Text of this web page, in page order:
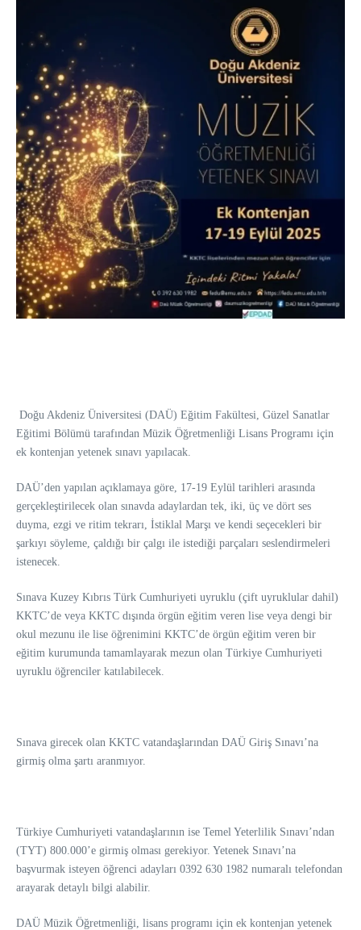
Doğu Akdeniz Üniversitesi (DAÜ) Eğitim Fakültesi, Güzel Sanatlar
Eğitimi Bölümü tarafından Müzik Öğretmenliği Lisans Programı için
ek kontenjan yetenek sınavı yapılacak.
DAÜ’den yapılan açıklamaya göre, 17-19 Eylül tarihleri arasında
gerçekleştirilecek olan sınavda adaylardan tek, iki, üç ve dört ses
duyma, ezgi ve ritim tekrarı, İstiklal Marşı ve kendi seçecekleri bir
şarkıyı söyleme, çaldığı bir çalgı ile istediği parçaları seslendirmeleri
istenecek.
Sınava Kuzey Kıbrıs Türk Cumhuriyeti uyruklu (çift uyruklular dahil)
KKTC’de veya KKTC dışında örgün eğitim veren lise veya dengi bir
okul mezunu ile lise öğrenimini KKTC’de örgün eğitim veren bir
eğitim kurumunda tamamlayarak mezun olan Türkiye Cumhuriyeti
uyruklu öğrenciler katılabilecek.
Sınava girecek olan KKTC vatandaşlarından DAÜ Giriş Sınavı’na
girmiş olma şartı aranmıyor.
Türkiye Cumhuriyeti vatandaşlarının ise Temel Yeterlilik Sınavı’ndan
(TYT) 800.000’e girmiş olması gerekiyor. Yetenek Sınavı’na
başvurmak isteyen öğrenci adayları 0392 630 1982 numaralı telefondan
arayarak detaylı bilgi alabilir.
DAÜ Müzik Öğretmenliği, lisans programı için ek kontenjan yetenek